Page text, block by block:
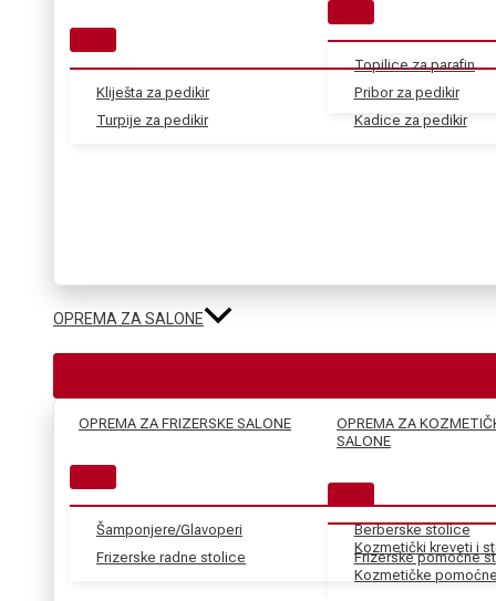
Kliješta za pedikir
Turpije za pedikir
Pribor za pedikir
Kadice za pedikir
Topilice za parafin
OPREMA ZA SALONE
OPREMA ZA FRIZERSKE SALONE
Šamponjere/Glavoperi
Frizerske radne stolice
Berberske stolice
Frizerske pomoćne
OPREMA ZA
SALONE
Kozmetički kreveti i
Kozmetičke